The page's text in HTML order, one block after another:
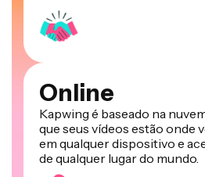
Online
Kapwing é baseado na
que seus vídeos estão onde
em qualquer dispositivo e
de qualquer lugar do mundo.